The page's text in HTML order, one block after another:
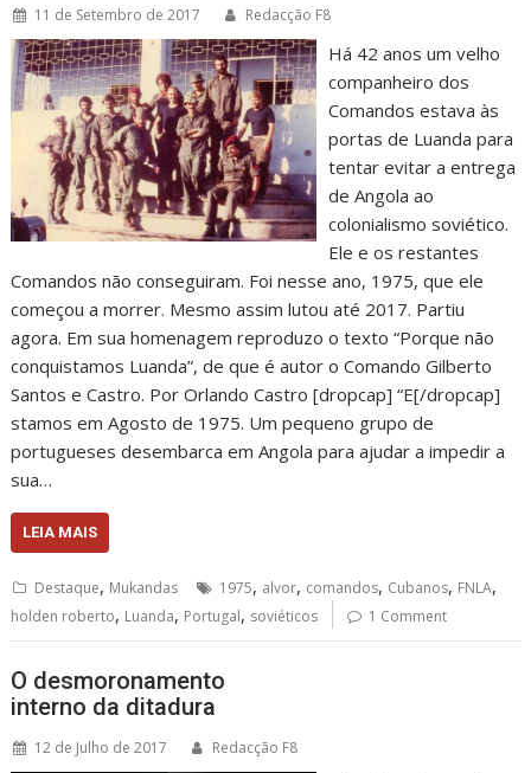
11 de Setembro de 2017 Redacção F8
Há 42 anos um velho
companheiro dos
Comandos estava às
portas de Luanda para
tentar evitar a entrega
de Angola ao
colonialismo soviético.
Ele e os restantes
Comandos não conseguiram. Foi nesse ano, 1975, que ele
começou a morrer. Mesmo assim lutou até 2017. Partiu
agora. Em sua homenagem reproduzo o texto “Porque não
conquistamos Luanda”, de que é autor o Comando Gilberto
Santos e Castro. Por Orlando Castro [dropcap] “E[/dropcap]
stamos em Agosto de 1975. Um pequeno grupo de
portugueses desembarca em Angola para ajudar a impedir a
sua…
LEIA MAIS
Destaque, Mukandas 1975, alvor, comandos, Cubanos, FNLA,
holden roberto, Luanda, Portugal, soviéticos 1 Comment
O desmoronamento
interno da ditadura
12 de Julho de 2017 Redacção F8